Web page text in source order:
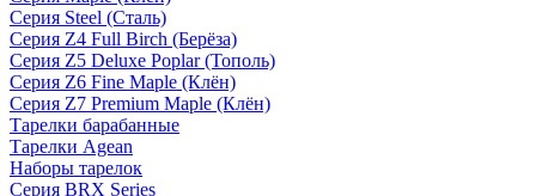
Серия Steel (Сталь)
Серия Z4 Full Birch (Берёза)
Серия Z5 Deluxe Poplar (Тополь)
Серия Z6 Fine Maple (Клён)
Серия Z7 Premium Maple (Клён)
Тарелки барабанные
Тарелки Agean
Наборы тарелок
Серия BRX Series